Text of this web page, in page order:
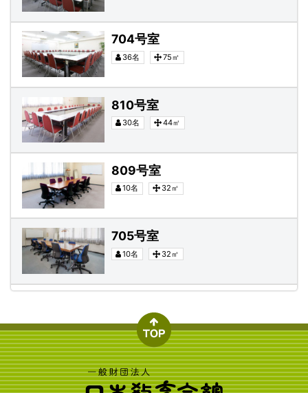
704号室
36名 75㎡
810号室
30名 44㎡
809号室
10名 32㎡
705号室
10名 32㎡